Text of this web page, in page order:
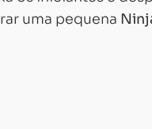
uma pequena